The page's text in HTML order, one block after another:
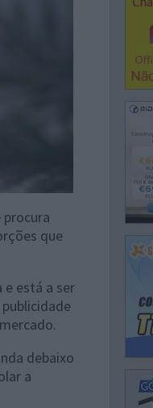
que
está a ser
debaixo
a